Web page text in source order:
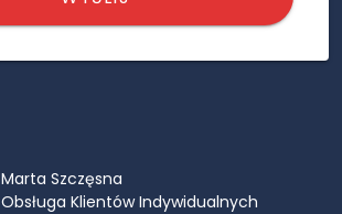
Marta Szczęsna
Obsługa Klientów Indywidualnych